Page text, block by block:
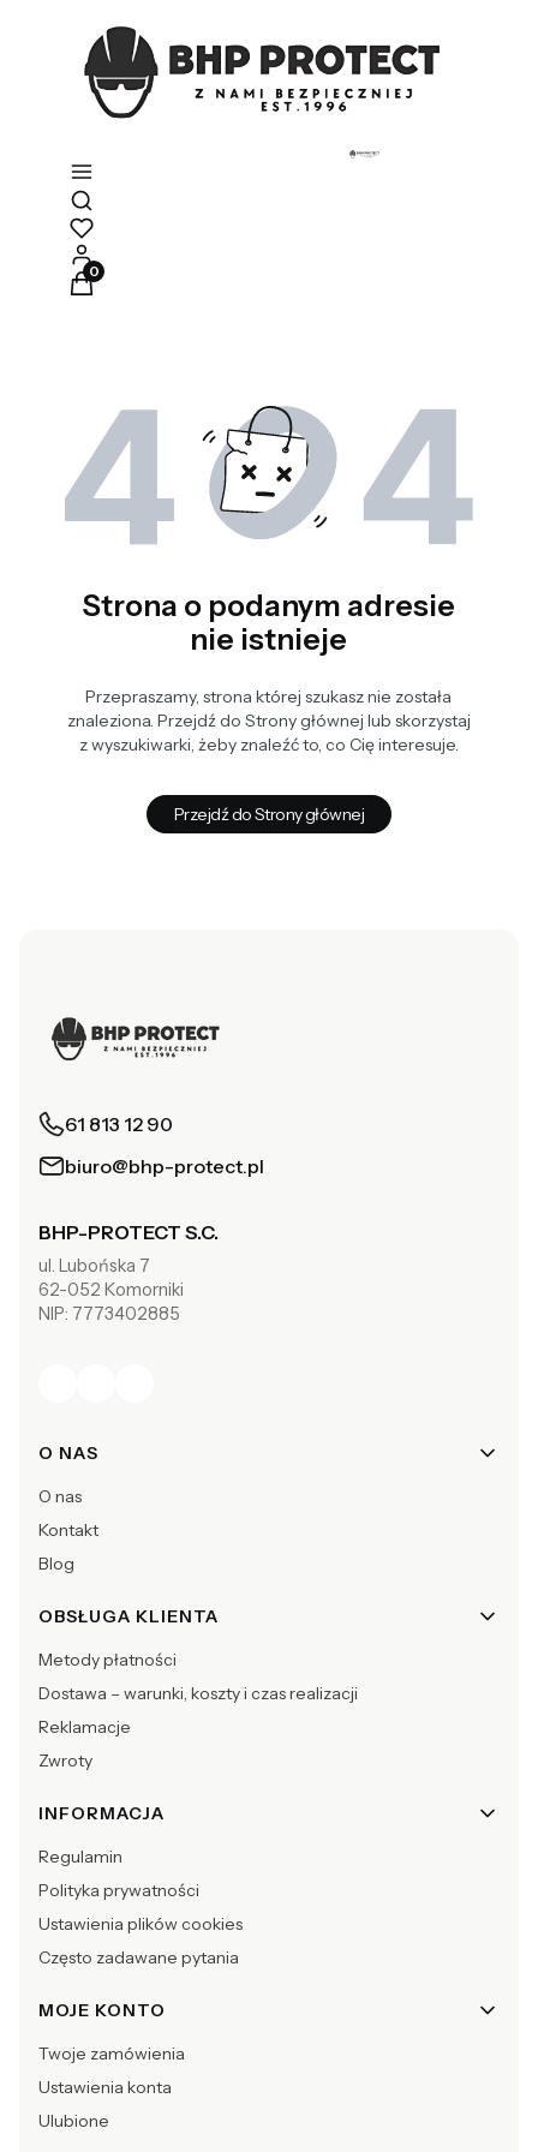
Otwórz wyszukiwarkę
Produkty w koszyku: 0. Zobacz szczegóły
Strona o podanym adresie
nie istnieje
Przepraszamy, strona której szukasz nie została
znaleziona. Przejdź do Strony głównej lub skorzystaj
z wyszukiwarki, żeby znaleźć to, co Cię interesuje.
Przejdź do Strony głównej
61 813 12 90
biuro@bhp-protect.pl
BHP-PROTECT S.C.
ul. Lubońska 7
62-052 Komorniki
NIP: 7773402885
Linki w stopce
O NAS
O nas
Kontakt
Blog
OBSŁUGA KLIENTA
Metody płatności
Dostawa – warunki, koszty i czas realizacji
Reklamacje
Zwroty
INFORMACJA
Regulamin
Polityka prywatności
Ustawienia plików cookies
Często zadawane pytania
MOJE KONTO
Twoje zamówienia
Ustawienia konta
Ulubione